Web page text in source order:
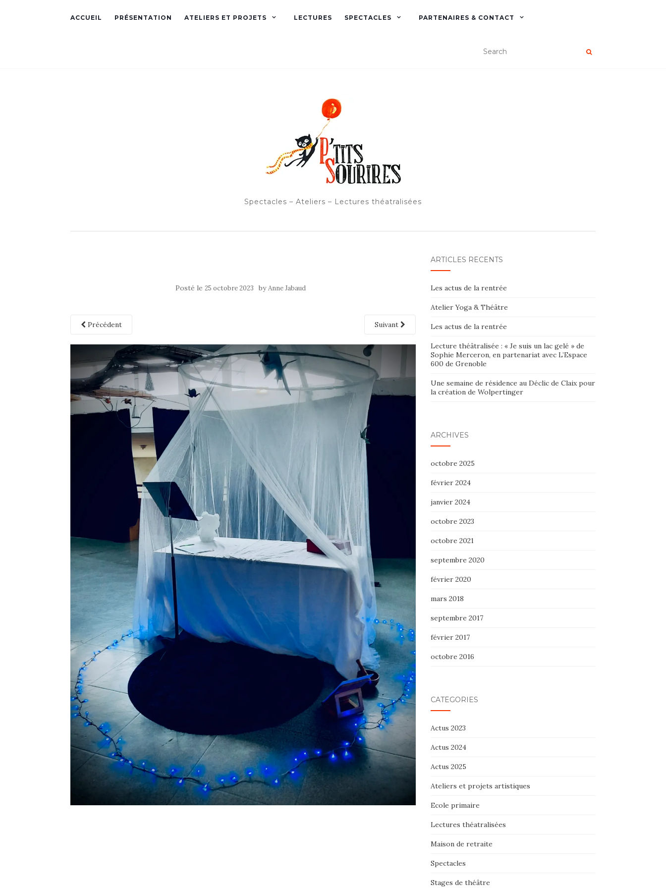
ACCUEIL PRÉSENTATION ATELIERS ET PROJETS LECTURES SPECTACLES PARTENAIRES & CONTACT
Spectacles – Ateliers – Lectures théatralisées
Posté le 25 octobre 2023 byAnne Jabaud
Précédent Suivant
ARTICLES RÉCENTS
Les actus de la rentrée
Atelier Yoga & Théâtre
Les actus de la rentrée
Lecture théâtralisée : « Je suis un lac gelé » de
Sophie Merceron, en partenariat avec L’Espace
600 de Grenoble
Une semaine de résidence au Déclic de Claix pour
la création de Wolpertinger
ARCHIVES
octobre 2025
février 2024
janvier 2024
octobre 2023
octobre 2021
septembre 2020
février 2020
mars 2018
septembre 2017
février 2017
octobre 2016
CATÉGORIES
Actus 2023
Actus 2024
Actus 2025
Ateliers et projets artistiques
Ecole primaire
Lectures théatralisées
Maison de retraite
Spectacles
Stages de théâtre